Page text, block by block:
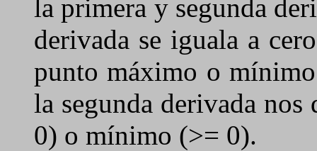
la primera y segunda
derivada se iguala a
punto máximo o
la segunda derivada
0) o mínimo (>= 0).